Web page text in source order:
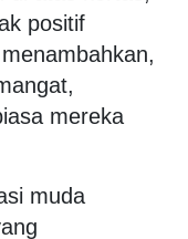
positif
mereka
muda